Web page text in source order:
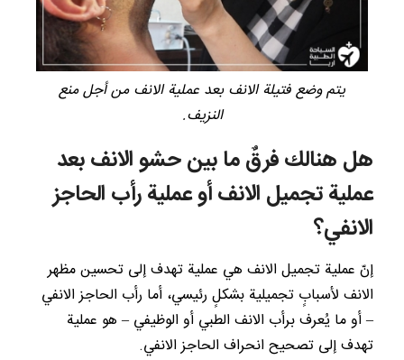
يتم وضع فتيلة الانف بعد عملية الانف من أجل منع
النزيف.
هل هنالك فرقٌ ما بين حشو الانف بعد
عملية تجميل الانف أو عملية رأب الحاجز
الانفي؟
إنّ عملية تجميل الانف هي عملية تهدف إلى تحسين مظهر
الانف لأسبابٍ تجميلية بشكلٍ رئيسي، أما رأب الحاجز الانفي
– أو ما يُعرف برأب الانف الطبي أو الوظيفي – هو عملية
تهدف إلى تصحيح انحراف الحاجز الانفي.